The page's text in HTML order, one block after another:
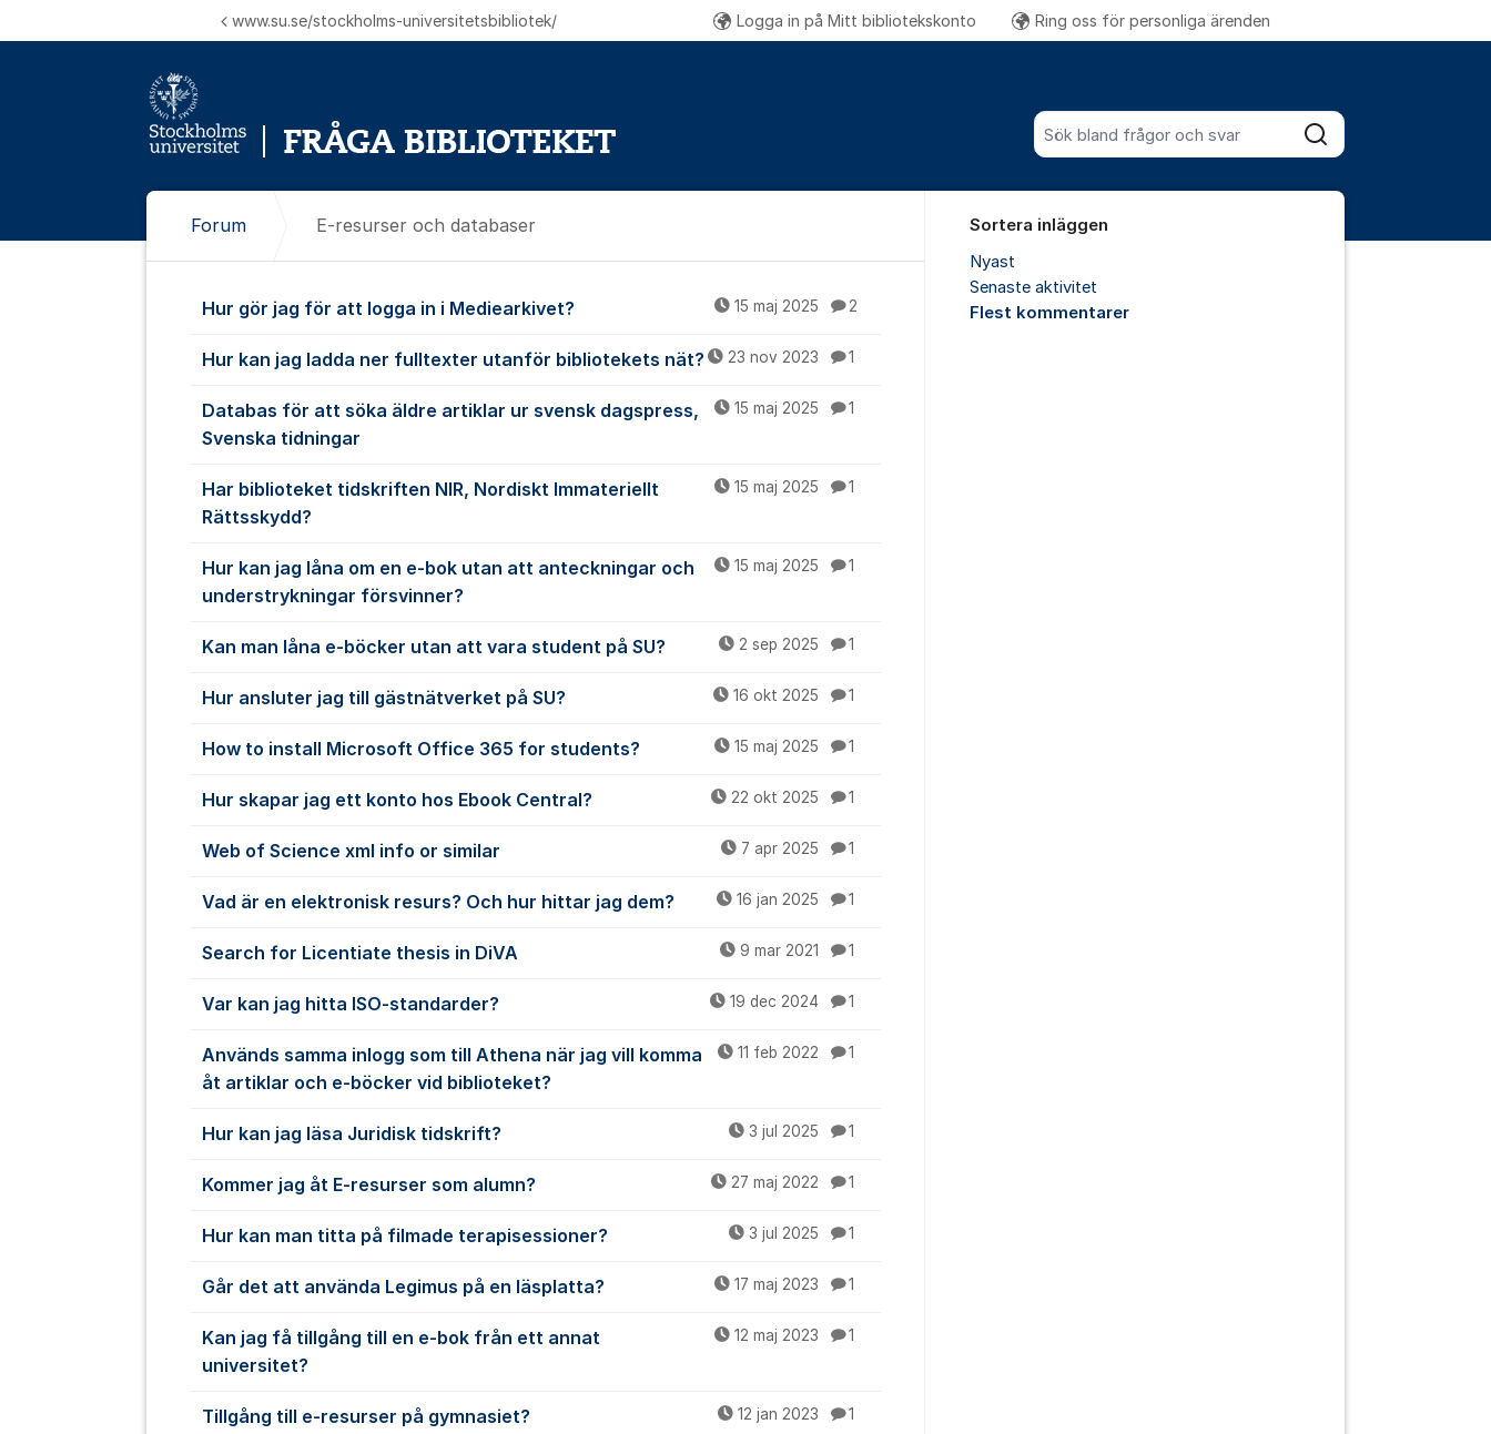
Sök bland alla inlägg
Sök
www.su.se/stockholms-universitetsbibliotek/ Logga in på Mitt bibliotekskonto Ring oss för personliga ärendenFler supportlänkar
Forum E-resurser och databaser
E-resurser och databaser
Hur gör jag för att logga in i Mediearkivet? 15 maj 2025 2
Hur kan jag ladda ner fulltexter utanför bibliotekets nät? 23 nov 2023 1
Databas för att söka äldre artiklar ur svensk dagspress,
Svenska tidningar
15 maj 2025 1
Har biblioteket tidskriften NIR, Nordiskt Immateriellt
Rättsskydd?
15 maj 2025 1
Hur kan jag låna om en e-bok utan att anteckningar och
understrykningar försvinner?
15 maj 2025 1
Kan man låna e-böcker utan att vara student på SU? 2 sep 2025 1
Hur ansluter jag till gästnätverket på SU? 16 okt 2025 1
How to install Microsoft Office 365 for students? 15 maj 2025 1
Hur skapar jag ett konto hos Ebook Central? 22 okt 2025 1
Web of Science xml info or similar 7 apr 2025 1
Vad är en elektronisk resurs? Och hur hittar jag dem? 16 jan 2025 1
Search for Licentiate thesis in DiVA 9 mar 2021 1
Var kan jag hitta ISO-standarder? 19 dec 2024 1
Används samma inlogg som till Athena när jag vill komma
åt artiklar och e-böcker vid biblioteket?
11 feb 2022 1
Hur kan jag läsa Juridisk tidskrift? 3 jul 2025 1
Kommer jag åt E-resurser som alumn? 27 maj 2022 1
Hur kan man titta på filmade terapisessioner? 3 jul 2025 1
Går det att använda Legimus på en läsplatta? 17 maj 2023 1
Kan jag få tillgång till en e-bok från ett annat
universitet?
12 maj 2023 1
Tillgång till e-resurser på gymnasiet? 12 jan 2023 1
Sortera inläggen
Nyast
Senaste aktivitet
Flest kommentarer